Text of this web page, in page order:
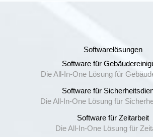
Softwarelösungen
Software für
Die All-In-One Lösung für
Software für
Die All-In-One Lösung für
Software für Zeitarbeit
Die All-In-One Lösung für